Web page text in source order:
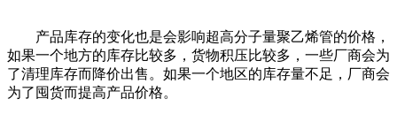
产品库存的变化也是会影响超高分子量聚乙烯管的价格，
如果一个地方的库存比较多，货物积压比较多，一些厂商会为
了清理库存而降价出售。如果一个地区的库存量不足，厂商会
为了囤货而提高产品价格。